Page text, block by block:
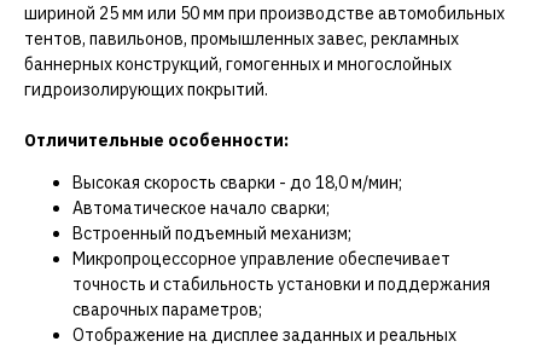
шириной 25 мм или 50 мм при производстве автомобильных
тентов, павильонов, промышленных завес, рекламных
баннерных конструкций, гомогенных и многослойных
гидроизолирующих покрытий.
Отличительные особенности:
Высокая скорость сварки - до 18,0 м/мин;
Автоматическое начало сварки;
Встроенный подъемный механизм;
Микропроцессорное управление обеспечивает
точность и стабильность установки и поддержания
сварочных параметров;
Отображение на дисплее заданных и реальных